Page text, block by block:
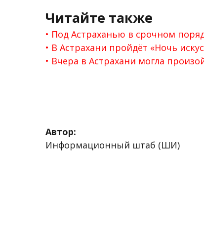
Читайте также
Под Астраханью в срочном
В Астрахани пройдёт «Ночь
Вчера в Астрахани могла
Автор:
Информационный штаб (ШИ)